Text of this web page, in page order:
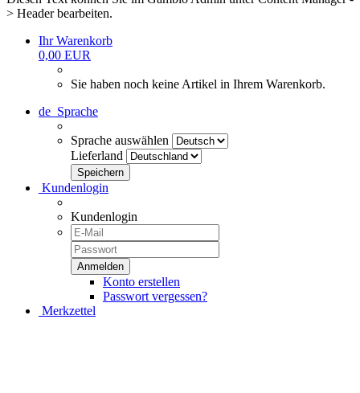
> Header bearbeiten.
Ihr Warenkorb
0,00 EUR
Sie haben noch keine Artikel in Ihrem Warenkorb.
de Sprache
Sprache auswählen
Lieferland
Kundenlogin
Kundenlogin
Konto erstellen
Passwort vergessen?
Merkzettel